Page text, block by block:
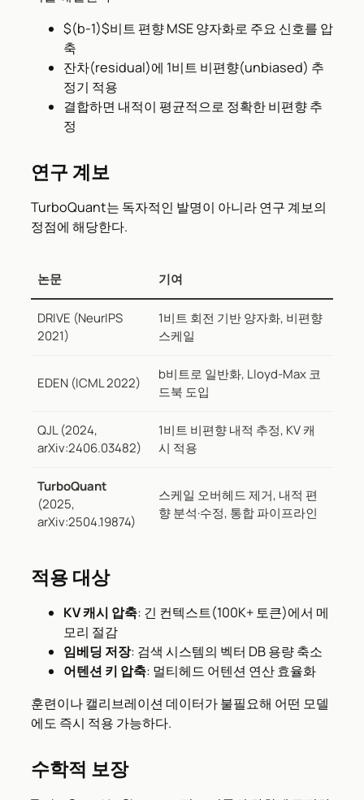
$(b-1)$비트 편향 MSE 양자화로 주요 신호를 압
축
잔차(residual)에 1비트 비편향(unbiased) 추
정기 적용
결합하면 내적이 평균적으로 정확한 비편향 추
정
연구 계보
TurboQuant는 독자적인 발명이 아니라 연구 계보의
정점에 해당한다.
논문 기여
DRIVE (NeurIPS
2021)
1비트 회전 기반 양자화, 비편향
스케일
EDEN (ICML 2022)
b비트로 일반화, Lloyd-Max 코
드북 도입
QJL (2024,
arXiv:2406.03482)
1비트 비편향 내적 추정, KV 캐
시 적용
TurboQuant
(2025,
arXiv:2504.19874)
스케일 오버헤드 제거, 내적 편
향 분석·수정, 통합 파이프라인
적용 대상
KV 캐시 압축: 긴 컨텍스트(100K+ 토큰)에서 메
모리 절감
임베딩 저장: 검색 시스템의 벡터 DB 용량 축소
어텐션 키 압축: 멀티헤드 어텐션 연산 효율화
훈련이나 캘리브레이션 데이터가 불필요해 어떤 모델
에도 즉시 적용 가능하다.
수학적 보장